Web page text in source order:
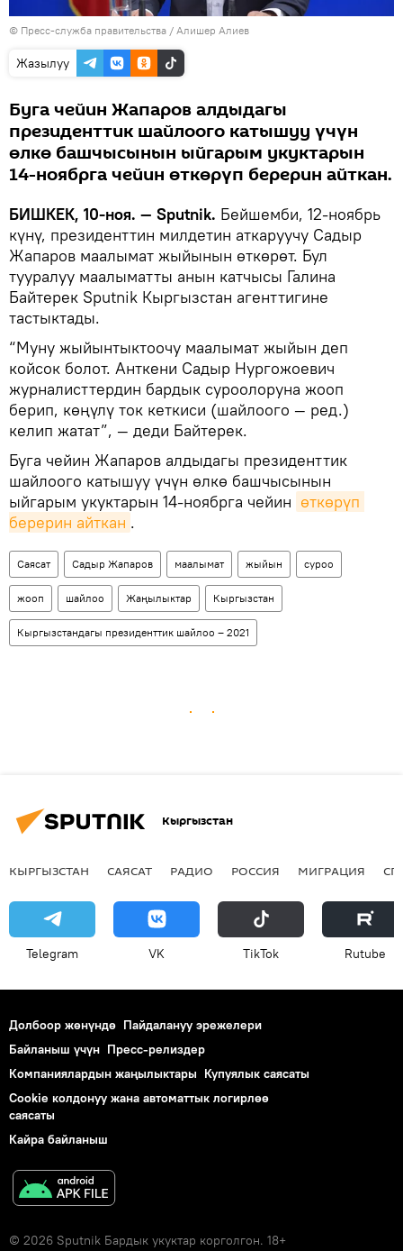
© Пресс-служба правительства / Алишер Алиев
Жазылуу
Буга чейин Жапаров алдыдагы
президенттик шайлоого катышуу үчүн
өлкө башчысынын ыйгарым укуктарын
14-ноябрга чейин өткөрүп берерин айткан.
БИШКЕК, 10-ноя. — Sputnik. Бейшемби, 12-ноябрь
күнү, президенттин милдетин аткаруучу Садыр
Жапаров маалымат жыйынын өткөрөт. Бул
тууралуу маалыматты анын катчысы Галина
Байтерек Sputnik Кыргызстан агенттигине
тастыктады.
“Муну жыйынтыктоочу маалымат жыйын деп
койсок болот. Анткени Садыр Нургожоевич
журналисттердин бардык суроолоруна жооп
берип, көңүлү ток кеткиси (шайлоого — ред.)
келип жатат”, — деди Байтерек.
Буга чейин Жапаров алдыдагы президенттик
шайлоого катышуу үчүн өлкө башчысынын
ыйгарым укуктарын 14-ноябрга чейин өткөрүп
берерин айткан .
Саясат Садыр Жапаров маалымат жыйын суроо
жооп шайлоо Жаңылыктар Кыргызстан
Кыргызстандагы президенттик шайлоо – 2021
Кыргызстан
КЫРГЫЗСТАН САЯСАТ РАДИО РОССИЯ МИГРАЦИЯ
Telegram VK ТikТоk Rutube
Долбоор жөнүндө Пайдалануу эрежелери
Байланыш үчүн Пресс-релиздер
Компаниялардын жаңылыктары Купуялык саясаты
Cookie колдонуу жана автоматтык логирлөө
саясаты
Кайра байланыш
© 2026 Sputnik Бардык укуктар корголгон. 18+